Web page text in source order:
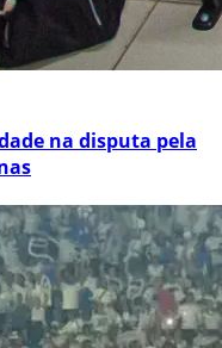
na disputa pela